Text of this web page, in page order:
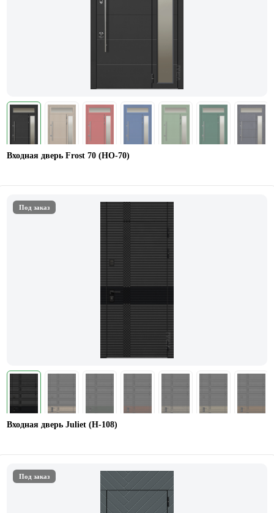
Входная дверь Frost 70 (НO-70)
Под заказ
Входная дверь Juliet (Н-108)
Под заказ